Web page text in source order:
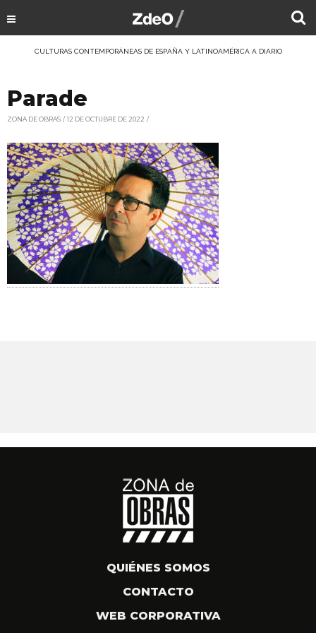
CULTURAS CONTEMPORÁNEAS DE ESPAÑA Y LATINOAMÉRICA A DIARIO
Parade
ZONA DE OBRAS 12 DE OCTUBRE DE 2022
QUIÉNES SOMOS
CONTACTO
WEB CORPORATIVA